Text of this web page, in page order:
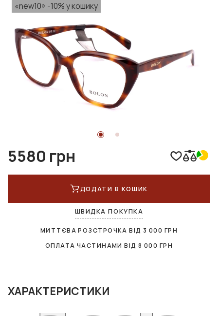
«new10» -10% у кошику
5580 грн
ДОДАТИ В КОШИК
ШВИДКА ПОКУПКА
МИТТЄВА РОЗСТРОЧКА ВІД 3 000 ГРН
ОПЛАТА ЧАСТИНАМИ ВІД8 000 ГРН
ХАРАКТЕРИСТИКИ